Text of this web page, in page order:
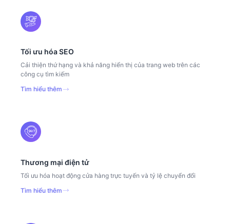
Tối ưu hóa SEO
Cải thiện thứ hạng và khả năng hiển thị của trang web trên các
công cụ tìm kiếm
Tìm hiểu thêm
Thương mại điện tử
Tối ưu hóa hoạt động cửa hàng trực tuyến và tỷ lệ chuyển đổi
Tìm hiểu thêm